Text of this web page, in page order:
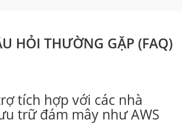
HỎI THƯỜNG GẶP (FAQ)
tích hợp với các nhà
trữ đám mây như AWS